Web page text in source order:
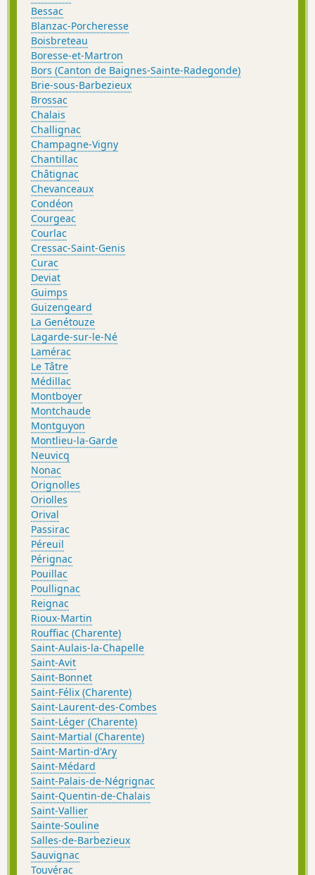
Bessac
Blanzac-Porcheresse
Boisbreteau
Boresse-et-Martron
Bors (Canton de Baignes-Sainte-Radegonde)
Brie-sous-Barbezieux
Brossac
Chalais
Challignac
Champagne-Vigny
Chantillac
Châtignac
Chevanceaux
Condéon
Courgeac
Courlac
Cressac-Saint-Genis
Curac
Deviat
Guimps
Guizengeard
La Genétouze
Lagarde-sur-le-Né
Lamérac
Le Tâtre
Médillac
Montboyer
Montchaude
Montguyon
Montlieu-la-Garde
Neuvicq
Nonac
Orignolles
Oriolles
Orival
Passirac
Péreuil
Pérignac
Pouillac
Poullignac
Reignac
Rioux-Martin
Rouffiac (Charente)
Saint-Aulais-la-Chapelle
Saint-Avit
Saint-Bonnet
Saint-Félix (Charente)
Saint-Laurent-des-Combes
Saint-Léger (Charente)
Saint-Martial (Charente)
Saint-Martin-d'Ary
Saint-Médard
Saint-Palais-de-Négrignac
Saint-Quentin-de-Chalais
Saint-Vallier
Sainte-Souline
Salles-de-Barbezieux
Sauvignac
Touvérac